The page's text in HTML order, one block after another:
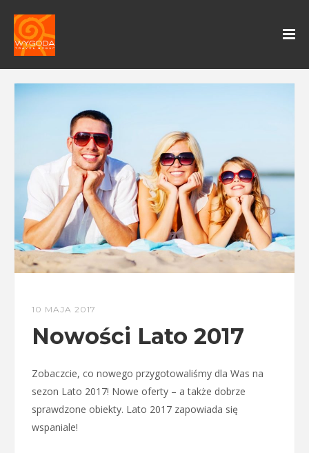
10 MAJA 2017
Nowości Lato 2017
Zobaczcie, co nowego przygotowaliśmy dla Was na
sezon Lato 2017! Nowe oferty – a także dobrze
sprawdzone obiekty. Lato 2017 zapowiada się
wspaniale!